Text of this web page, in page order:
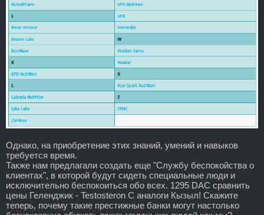
Однако, на приобретение этих знаний, умений и навыков
требуется время.
Также нам предлагали создать еще "Службу беспокойства о
клиентах", в которой будут сидеть специальные люди и
исключительно беспокоиться обо всех. 1295 DAC сравнить
цены Геленджик - Testosteron C аналоги Кызыл! Скажите
теперь, почему такие престижные банки могут настолько